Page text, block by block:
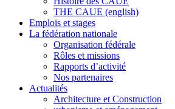
THE CAUE (english)
Emplois et stages
La fédération nationale
Organisation fédérale
Rôles et missions
Rapports d’activité
Nos partenaires
Actualités
Architecture et Construction